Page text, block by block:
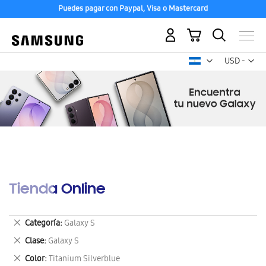
Puedes pagar con Paypal, Visa o Mastercard
USD -
dólar
Mi carrito
Tienda Online
Categoría Galaxy S
Eliminar
este
artículo
Clase Galaxy S
Eliminar
este
Color Titanium Silverblue
Eliminar